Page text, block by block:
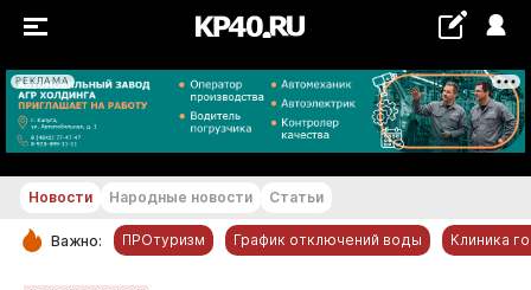
РЕКЛАМА
+17...+18 °С
РУБРИКИ
Новости Народные новости Статьи
Важно: ПРОтуризм График отключений воды Клиника